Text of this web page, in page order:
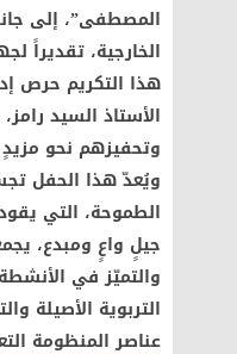
المصطفى”، إلى
الخارجية،
هذا التكريم حرص
الأستاذ السيد
وتحفيزهم نحو
ويُعدّ هذا الحفل
الطموحة، التي
جيلٍ واعٍ ومبدع،
والتميّز في
التربوية الأصيلة
عناصر المنظومة